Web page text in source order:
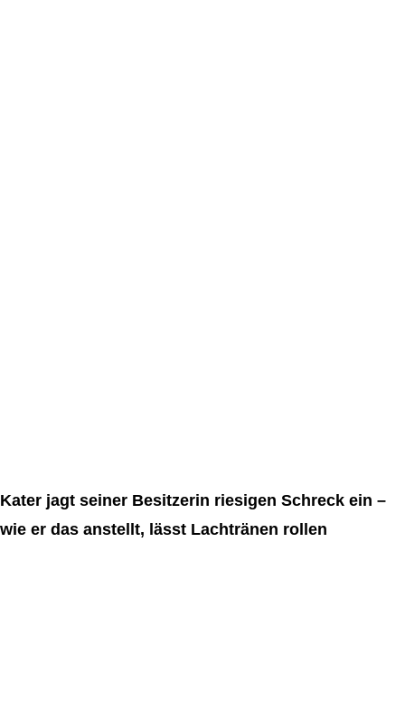
Kater jagt seiner Besitzerin riesigen Schreck ein –
wie er das anstellt, lässt Lachtränen rollen